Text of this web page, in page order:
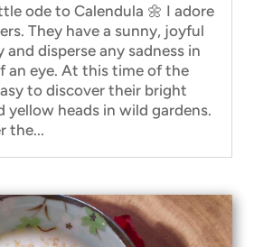
ode to Calendula 🌼 I adore
They have a sunny, joyful
and disperse any sadness in
an eye. At this time of the
to discover their bright
yellow heads in wild gardens.
the...